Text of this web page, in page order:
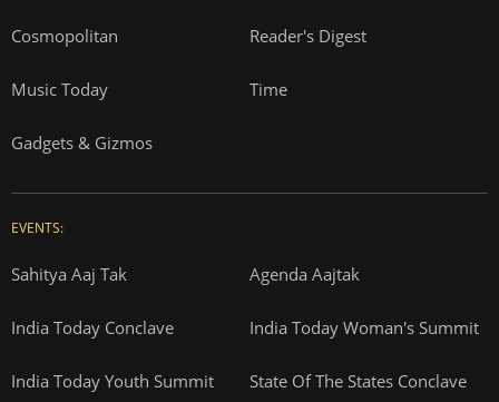
Cosmopolitan Reader's Digest
Music Today Time
Gadgets & Gizmos
EVENTS:
Sahitya Aaj Tak Agenda Aajtak
India Today Conclave India Today Woman's Summit
India Today Youth Summit State Of The States Conclave